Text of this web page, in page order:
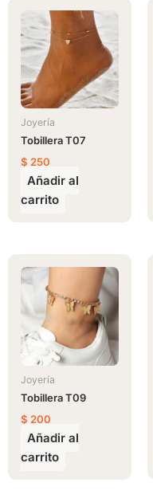
Joyería
Tobillera T07
$ 250
Añadir al
carrito
Joyería
Tobillera T09
$ 200
Añadir al
carrito